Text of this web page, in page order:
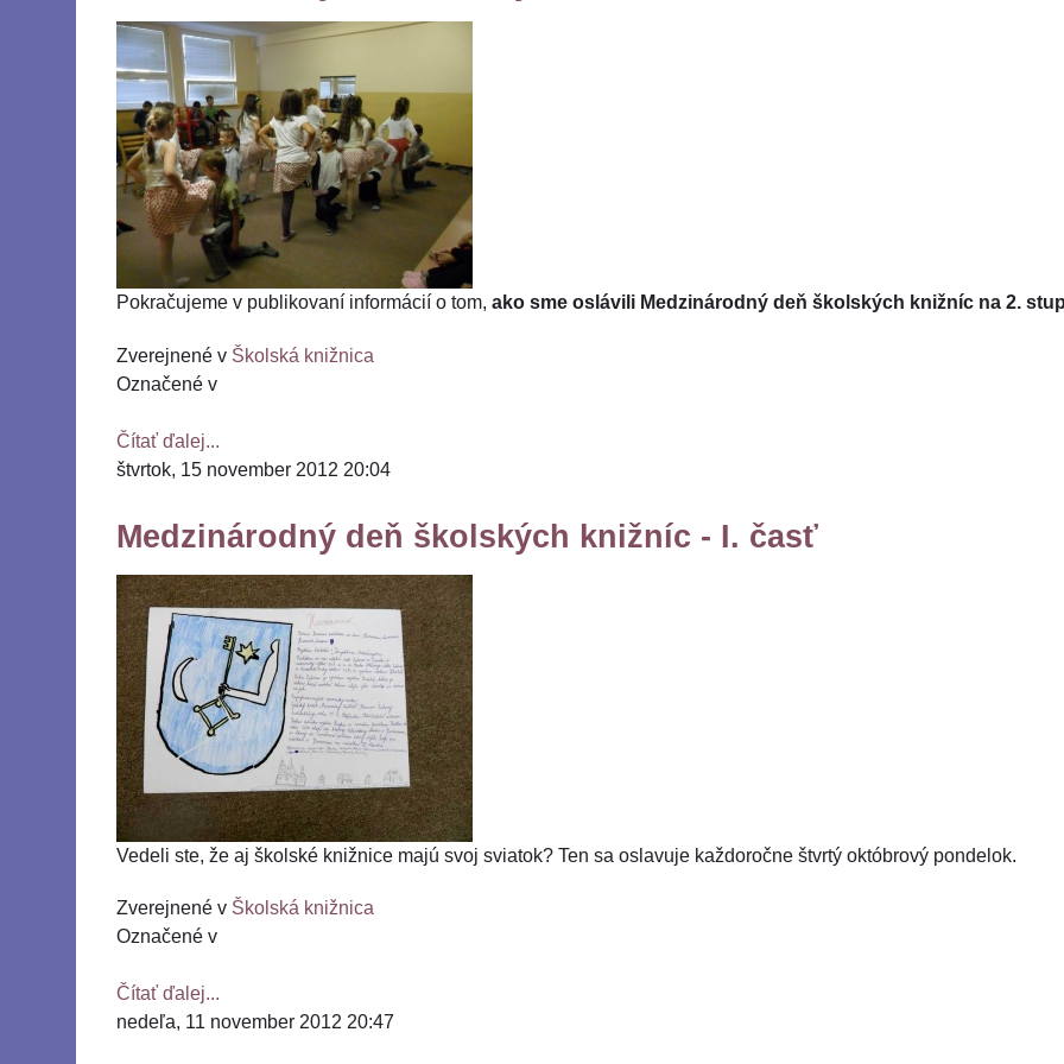
Pokračujeme v publikovaní informácií o tom, ako sme oslávili Medzinárodný deň školských knižníc na 2.
Zverejnené v Školská knižnica
Označené v
Čítať ďalej...
štvrtok, 15 november 2012 20:04
Medzinárodný deň školských knižníc - I. časť
Vedeli ste, že aj školské knižnice majú svoj sviatok? Ten sa oslavuje každoročne štvrtý októbrový pondelok.
Zverejnené v Školská knižnica
Označené v
Čítať ďalej...
nedeľa, 11 november 2012 20:47